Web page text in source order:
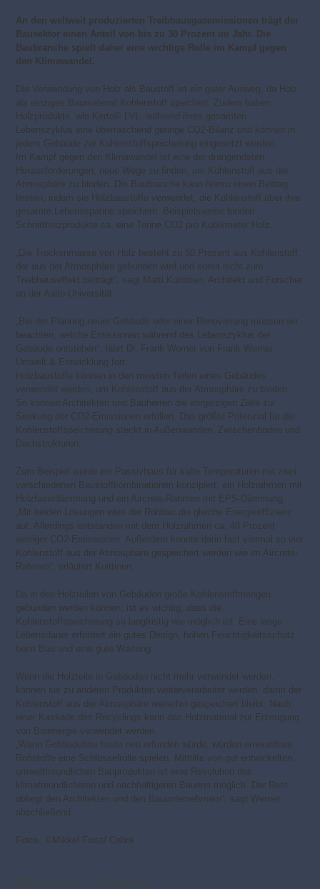
An den weltweit produzierten Treibhausgasemissionen trägt der
Bausektor einen Anteil von bis zu 30 Prozent im Jahr. Die
Baubranche spielt daher eine wichtige Rolle im Kampf gegen
den Klimawandel.
Die Verwendung von Holz als Baustoff ist ein guter Ausweg, da Holz
als einziges Baumaterial Kohlenstoff speichert. Zudem haben
Holzprodukte, wie Kerto® LVL, während ihres gesamten
Lebenszyklus eine überraschend geringe CO2-Bilanz und können in
jedem Gebäude zur Kohlenstoffspeicherung eingesetzt werden.
Im Kampf gegen den Klimawandel ist eine der drängendsten
Herausforderungen, neue Wege zu finden, um Kohlenstoff aus der
Atmosphäre zu binden. Die Baubranche kann hierzu einen Beitrag
leisten, indem sie Holzbaustoffe verwendet, die Kohlenstoff über ihre
gesamte Lebensspanne speichern. Beispielsweise binden
Schnittholzprodukte ca. eine Tonne CO2 pro Kubikmeter Holz.
„Die Trockenmasse von Holz besteht zu 50 Prozent aus Kohlenstoff,
der aus der Atmosphäre gebunden wird und somit nicht zum
Treibhauseffekt beiträgt“, sagt Matti Kuittinen, Architekt und Forscher
an der Aalto-Universität.
„Bei der Planung neuer Gebäude oder einer Renovierung müssen wir
beachten, welche Emissionen während des Lebenszyklus der
Gebäude entstehen“, fährt Dr. Frank Werner von Frank Werner
Umwelt & Entwicklung fort.
Holzbaustoffe können in den meisten Teilen eines Gebäudes
verwendet werden, um Kohlenstoff aus der Atmosphäre zu binden.
So können Architekten und Bauherren die ehrgeizigen Ziele zur
Senkung der CO2-Emissionen erfüllen. Das größte Potenzial für die
Kohlenstoffspeicherung steckt in Außenwänden, Zwischenböden und
Dachstrukturen.
Zum Beispiel wurde ein Passivhaus für kalte Temperaturen mit zwei
verschiedenen Baustoffkombinationen konzipiert: ein Holzrahmen mit
Holzfaserdämmung und ein Aircrete-Rahmen mit EPS-Dämmung.
„Mit beiden Lösungen wies der Rohbau die gleiche Energieeffizienz
auf. Allerdings entstanden mit dem Holzrahmen ca. 40 Prozent
weniger CO2-Emissionen. Außerdem konnte darin fast viermal so viel
Kohlenstoff aus der Atmosphäre gespeichert werden wie im Aircrete-
Rahmen“, erläutert Kuittinen.
Da in den Holzteilen von Gebäuden große Kohlenstoffmengen
gebunden werden können, ist es wichtig, dass die
Kohlenstoffspeicherung so langfristig wie möglich ist. Eine lange
Lebensdauer erfordert ein gutes Design, hohen Feuchtigkeitsschutz
beim Bau und eine gute Wartung.
Wenn die Holzteile in Gebäuden nicht mehr verwendet werden,
können sie zu anderen Produkten weiterverarbeitet werden, damit der
Kohlenstoff aus der Atmosphäre weiterhin gespeichert bleibt. Nach
einer Kaskade des Recyclings kann das Holzmaterial zur Erzeugung
von Bioenergie verwendet werden.
„Wenn Gebäudebau heute neu erfunden würde, würden erneuerbare
Rohstoffe eine Schlüsselrolle spielen. Mithilfe von gut entwickelten,
umweltfreundlichen Bauprodukten ist eine Revolution des
klimafreundlicheren und nachhaltigeren Bauens möglich. Der Rest
obliegt den Architekten und den Bauunternehmern“, sagt Werner
abschließend.
Fotos: ©Mikkel Frost/ Cebra